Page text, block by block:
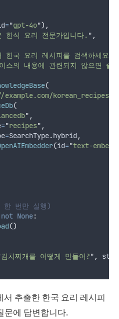
="gpt-4o"),
한식 요리 전문가입니다. " ,
한국 요리 레시피를 검색하세요.
스의 내용에 관련되지 않으면 솔
(
(
" ,
="recipes" ,
=SearchType.hybrid ,
(id="text-
한 번만 실행)
not None:
()
김치찌개를 어떻게 만들어?" ,
추출한 한국 요리 레시피
문에 답변합니다.